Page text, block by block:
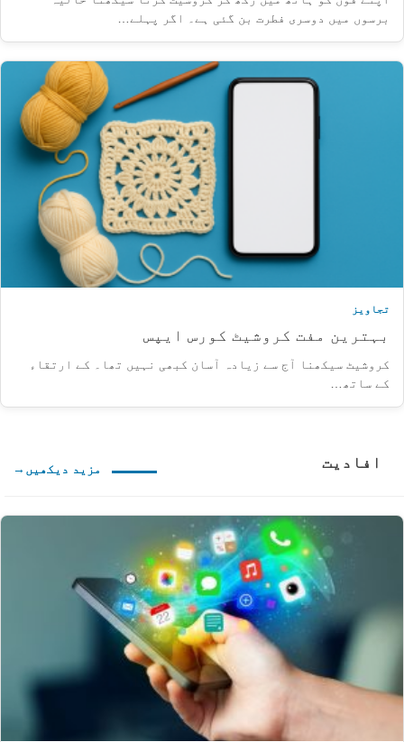
برسوں میں دوسری فطرت بن گئی ہے۔ اگر پہلے…
تجاویز
بہترین مفت کروشیٹ کورس ایپس
کروشیٹ سیکھنا آج سے زیادہ آسان کبھی نہیں تھا۔ کے ارتقاء
کے ساتھ…
افادیت مزید دیکھیں